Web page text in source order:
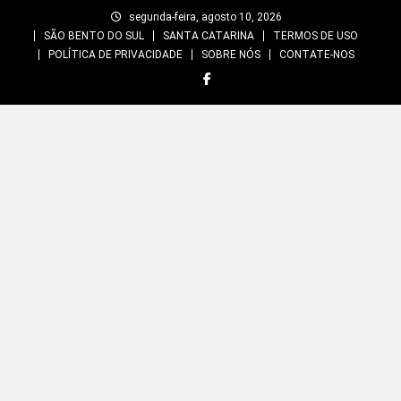
segunda-feira, agosto 10, 2026
SÃO BENTO DO SUL
SANTA CATARINA
TERMOS DE USO
POLÍTICA DE PRIVACIDADE
SOBRE NÓS CONTATE-NOS